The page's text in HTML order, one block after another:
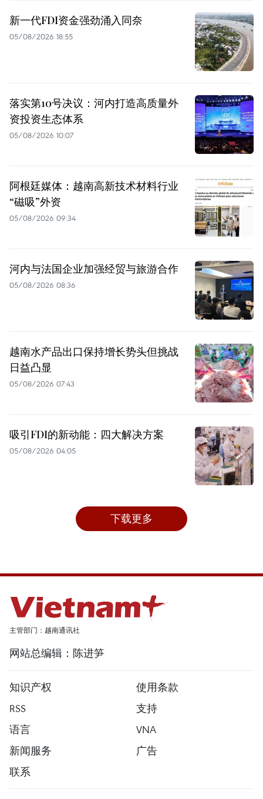
新一代FDI资金强劲涌入同奈
05/08/2026 18:55
落实第10号决议：河内打造高质量外
资投资生态体系
05/08/2026 10:07
阿根廷媒体：越南高新技术材料行业
“磁吸”外资
05/08/2026 09:34
河内与法国企业加强经贸与旅游合作
05/08/2026 08:36
越南水产品出口保持增长势头但挑战
日益凸显
05/08/2026 07:43
吸引FDI的新动能：四大解决方案
05/08/2026 04:05
下载更多
主管部门：越南通讯社
网站总编辑：陈进笋
知识产权
使用条款
RSS
支持
语言
VNA
新闻服务
广告
联系